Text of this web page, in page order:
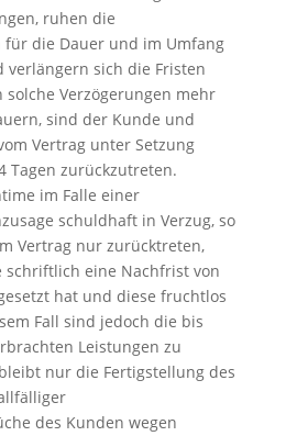
ruhen die
die Dauer und im Umfang
verlängern sich die Fristen
Verzögerungen mehr
sind der Kunde und
Vertrag unter Setzung
Tagen zurückzutreten.
im Falle einer
schuldhaft in Verzug, so
Vertrag nur zurücktreten,
schriftlich eine Nachfrist von
hat und diese fruchtlos
Fall sind jedoch die bis
Leistungen zu
nur die Fertigstellung des
des Kunden wegen